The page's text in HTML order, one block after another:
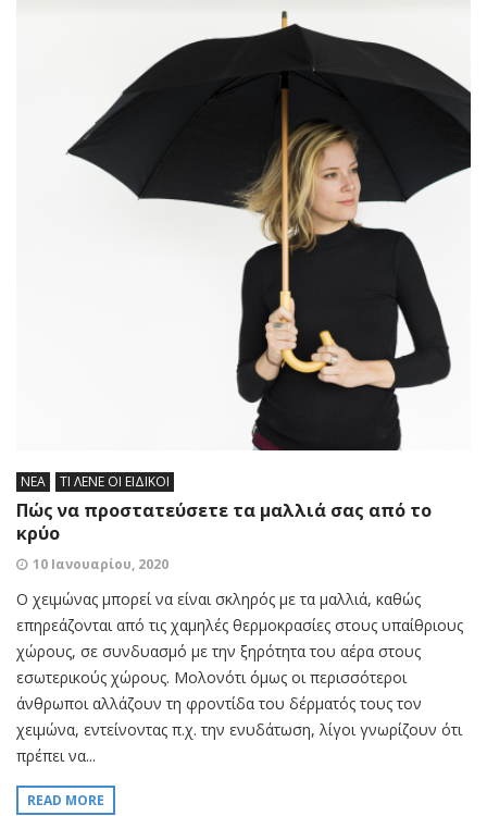
ΝΕΑ ΤΙ ΛΕΝΕ ΟΙ ΕΙΔΙΚΟΙ
Πώς να προστατεύσετε τα μαλλιά σας από το
κρύο
10 Ιανουαρίου, 2020
Ο χειμώνας μπορεί να είναι σκληρός με τα μαλλιά, καθώς
επηρεάζονται από τις χαμηλές θερμοκρασίες στους υπαίθριους
χώρους, σε συνδυασμό με την ξηρότητα του αέρα στους
εσωτερικούς χώρους. Μολονότι όμως οι περισσότεροι
άνθρωποι αλλάζουν τη φροντίδα του δέρματός τους τον
χειμώνα, εντείνοντας π.χ. την ενυδάτωση, λίγοι γνωρίζουν ότι
πρέπει να...
READ MORE